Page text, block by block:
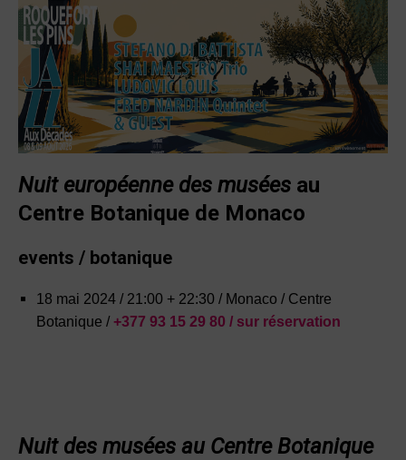
Nuit européenne des musées au
Centre Botanique de Monaco
events / botanique
18 mai 2024 / 21:00 + 22:30 / Monaco / Centre
Botanique /+377 93 15 29 80 / sur réservation
Nuit des musées au Centre Botanique